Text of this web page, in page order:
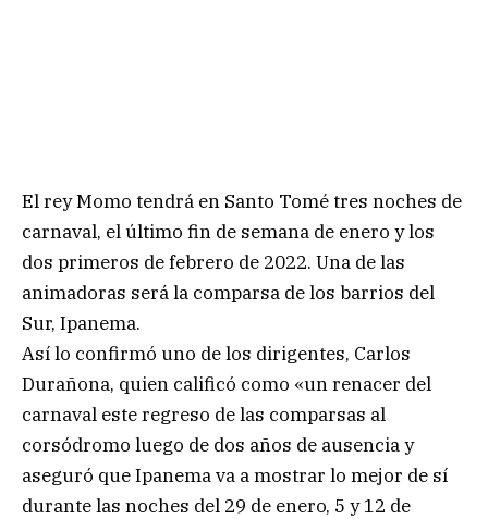
El rey Momo tendrá en Santo Tomé tres noches de
carnaval, el último fin de semana de enero y los
dos primeros de febrero de 2022. Una de las
animadoras será la comparsa de los barrios del
Sur, Ipanema.
Así lo confirmó uno de los dirigentes, Carlos
Durañona, quien calificó como «un renacer del
carnaval este regreso de las comparsas al
corsódromo luego de dos años de ausencia y
aseguró que Ipanema va a mostrar lo mejor de sí
durante las noches del 29 de enero, 5 y 12 de